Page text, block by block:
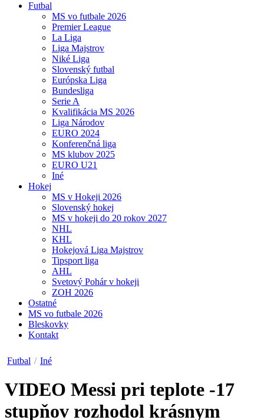
Futbal
MS vo futbale 2026
Premier League
La Liga
Liga Majstrov
Niké Liga
Slovenský futbal
Európska Liga
Bundesliga
Serie A
Kvalifikácia MS 2026
Liga Národov
EURO 2024
Konferenčná liga
MS klubov 2025
EURO U21
Iné
Hokej
MS v Hokeji 2026
Slovenský hokej
MS v hokeji do 20 rokov 2027
NHL
KHL
Hokejová Liga Majstrov
Tipsport liga
AHL
Svetový Pohár v hokeji
ZOH 2026
Ostatné
MS vo futbale 2026
Bleskovky
Kontakt
Futbal / Iné
VIDEO Messi pri teplote -17
stupňov rozhodol krásnym